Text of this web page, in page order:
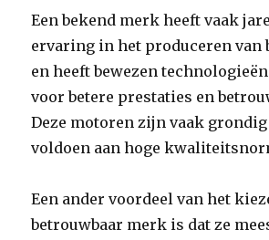
Een bekend merk heeft vaak
ervaring in het produceren van
en heeft bewezen
voor betere prestaties en
Deze motoren zijn vaak
voldoen aan hoge
Een ander voordeel van het
betrouwbaar merk is dat ze